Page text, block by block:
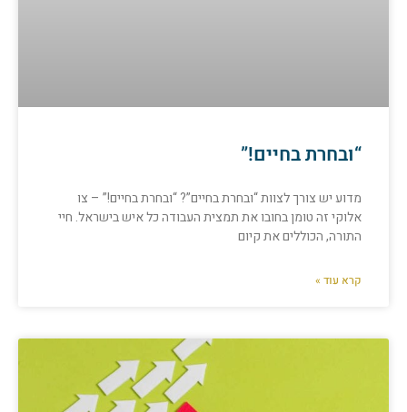
“ובחרת בחיים!”
מדוע יש צורך לצוות “ובחרת בחיים”? “ובחרת בחיים!” – צו
אלוקי זה טומן בחובו את תמצית העבודה כל איש בישראל. חיי
התורה, הכוללים את קיום
קרא עוד »